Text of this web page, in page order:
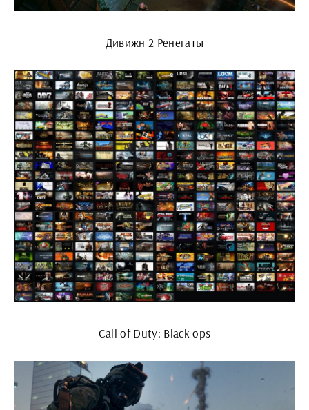
Дивижн 2 Ренегаты
Call of Duty: Black ops